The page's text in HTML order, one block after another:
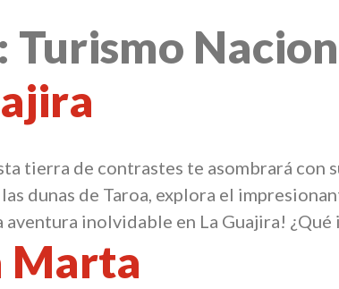
Turismo
tierra de contrastes te asombrará con
dunas de Taroa, explora el
aventura inolvidable en La Guajira!
Marta